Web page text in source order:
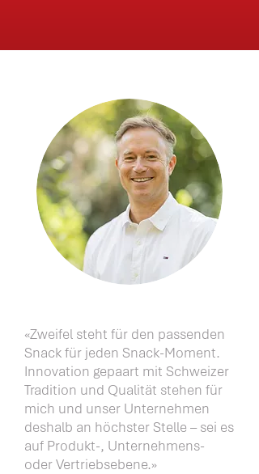
«Zweifel steht für den passenden
Snack für jeden Snack-Moment.
Innovation gepaart mit Schweizer
Tradition und Qualität stehen für
mich und unser Unternehmen
deshalb an höchster Stelle – sei es
auf Produkt-, Unternehmens-
oder Vertriebsebene.»